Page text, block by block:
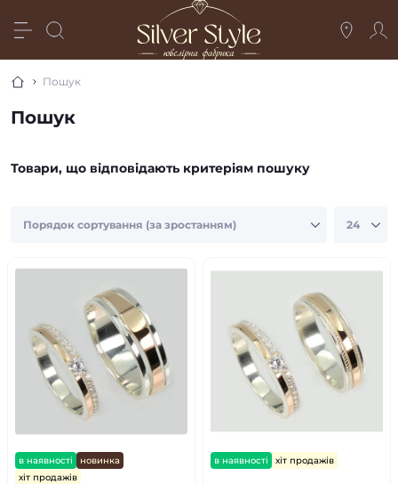
Пошук
Пошук
Товари, що відповідають критеріям пошуку
в наявності
новинка
хіт продажів
в наявності хіт продажів